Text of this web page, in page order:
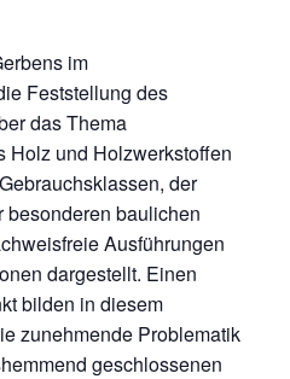
im
Feststellung des
das Thema
Holz und Holzwerkstoffen
der
baulichen
Ausführungen
dargestellt. Einen
bilden in diesem
zunehmende Problematik
geschlossenen